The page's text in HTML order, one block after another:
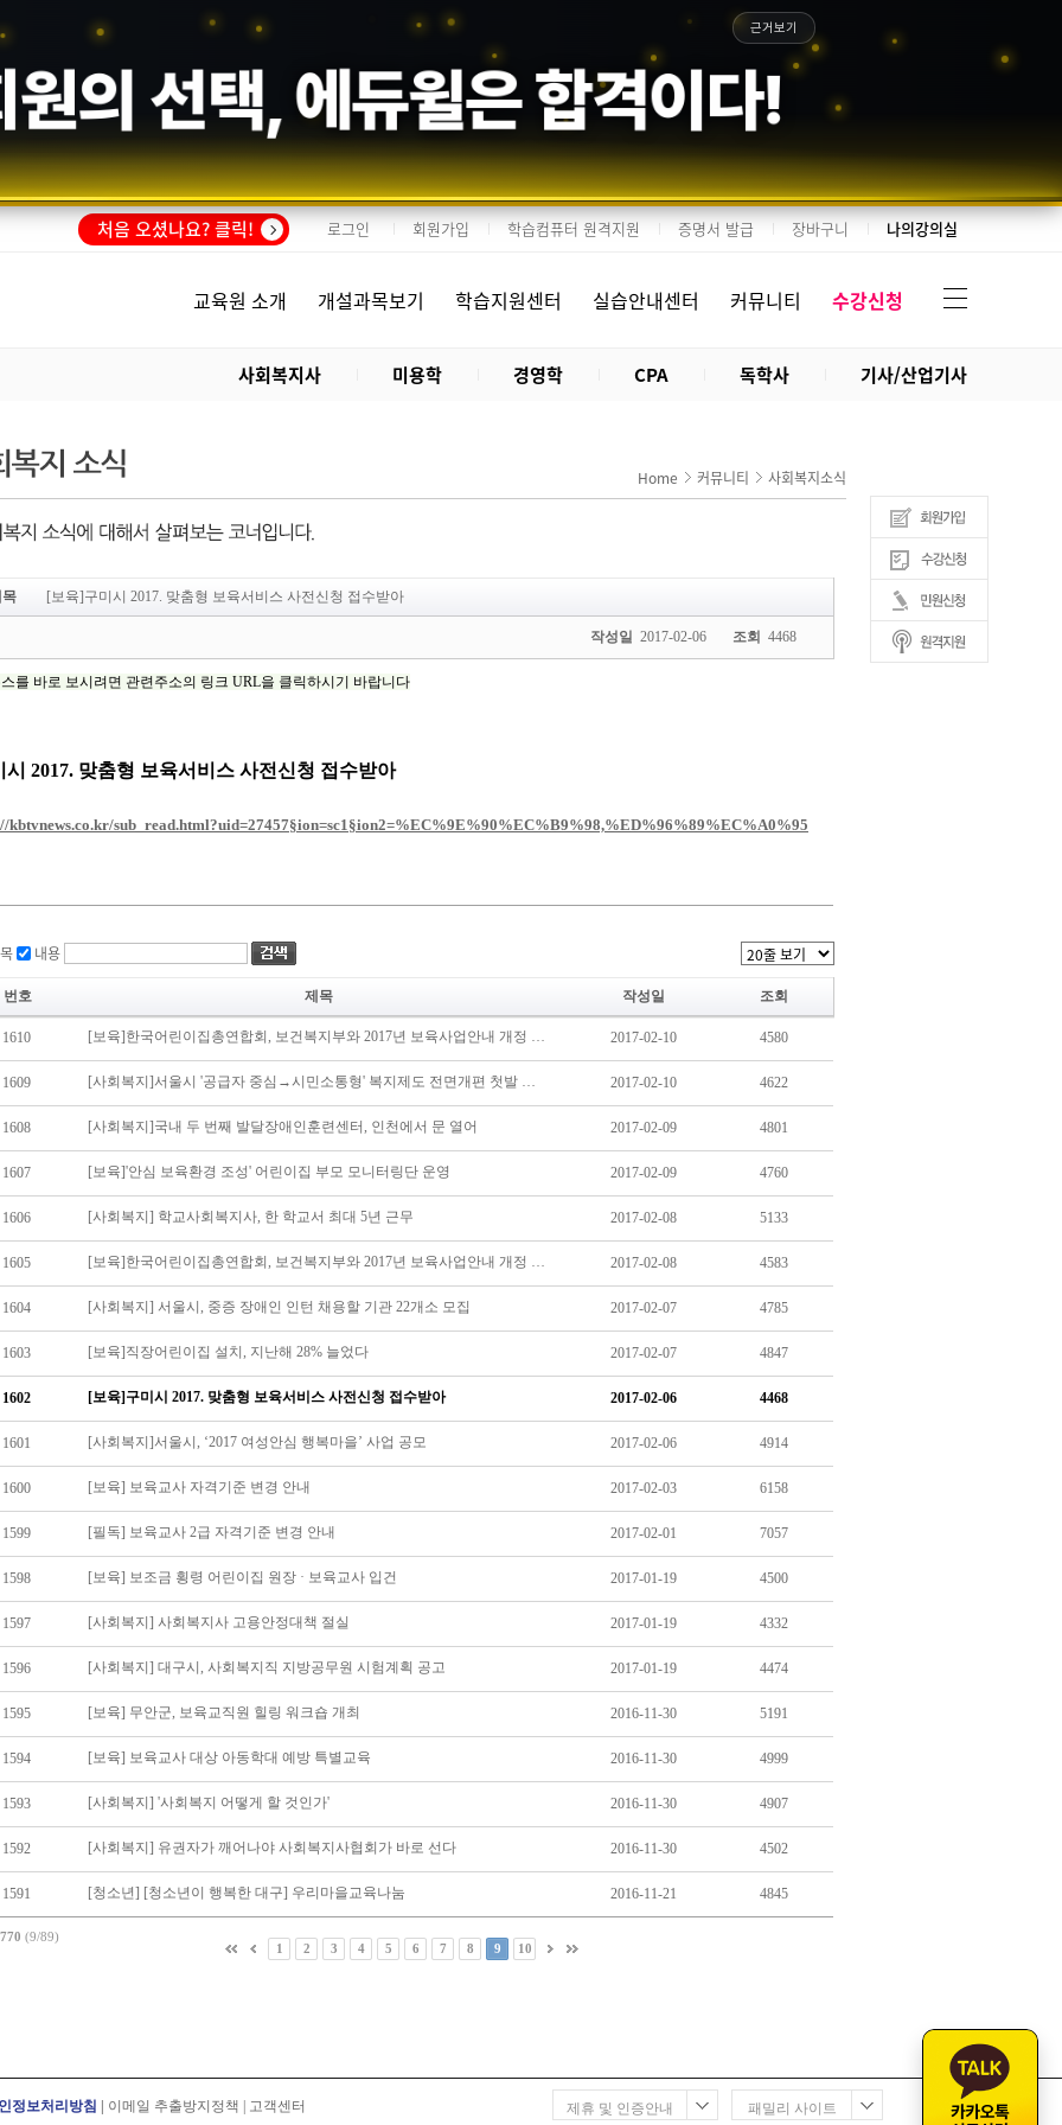
원의 선택,에듀윌은 합격이다!
근거보기
처음 오셨나요? 클릭! 로그인 회원가입 학습컴퓨터 원격지원 증명서 발급 장바구니 나의강의실
교육원 소개 개설과목보기 학습지원센터 실습안내센터 커뮤니티 수강신청
사회복지사 미용학 경영학 CPA 독학사 기사/산업기사
Home 커뮤니티 사회복지소식
[보육]구미시 2017. 맞춤형 보육서비스 사전신청 접수받아
작성일 2017-02-06 조회 4468
내용
번호 제목 작성일 조회
1610 [보육]한국어린이집총연합회, 보건복지부와 2017년 보육사업안내 개정 관련 간담회 개최 2017-02-10 4580
1609 [사회복지]서울시 '공급자 중심→시민소통형' 복지제도 전면개편 첫발 뗀다 2017-02-10 4622
1608 [사회복지]국내 두 번째 발달장애인훈련센터, 인천에서 문 열어 2017-02-09 4801
1607 [보육]'안심 보육환경 조성' 어린이집 부모 모니터링단 운영 2017-02-09 4760
1606 [사회복지] 학교사회복지사, 한 학교서 최대 5년 근무 2017-02-08 5133
1605 [보육]한국어린이집총연합회, 보건복지부와 2017년 보육사업안내 개정 관련 간담회 개최 2017-02-08 4583
1604 [사회복지] 서울시, 중증 장애인 인턴 채용할 기관 22개소 모집 2017-02-07 4785
1603 [보육]직장어린이집 설치, 지난해 28% 늘었다 2017-02-07 4847
1602 [보육]구미시 2017. 맞춤형 보육서비스 사전신청 접수받아 2017-02-06 4468
1601 [사회복지]서울시, ‘2017 여성안심 행복마을’ 사업 공모 2017-02-06 4914
1600 [보육] 보육교사 자격기준 변경 안내 2017-02-03 6158
1599 [필독] 보육교사 2급 자격기준 변경 안내 2017-02-01 7057
1598 [보육] 보조금 횡령 어린이집 원장 · 보육교사 입건 2017-01-19 4500
1597 [사회복지] 사회복지사 고용안정대책 절실 2017-01-19 4332
1596 [사회복지] 대구시, 사회복지직 지방공무원 시험계획 공고 2017-01-19 4474
1595 [보육] 무안군, 보육교직원 힐링 워크숍 개최 2016-11-30 5191
1594 [보육] 보육교사 대상 아동학대 예방 특별교육 2016-11-30 4999
1593 [사회복지] '사회복지 어떻게 할 것인가' 2016-11-30 4907
1592 [사회복지] 유권자가 깨어나야 사회복지사협회가 바로 선다 2016-11-30 4502
1591 [청소년] [청소년이 행복한 대구] 우리마을교육나눔 2016-11-21 4845
(9/89)
1
2 3 4 5 6 7 8 9 10
정보처리방침 이메일 추출방지정책 고객센터 패밀리 사이트
제휴 및 인증안내